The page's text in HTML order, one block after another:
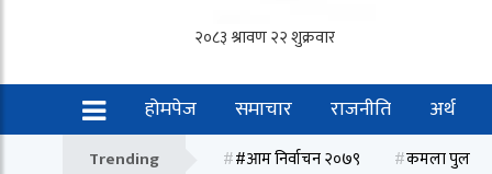
होमपेज समाचार राजनीति अर्थ
Trending #आम निर्वाचन २०७९ कमला पुल